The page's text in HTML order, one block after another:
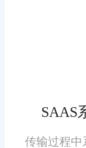
在市
统是企
旺店通
SAAS
传输过程中